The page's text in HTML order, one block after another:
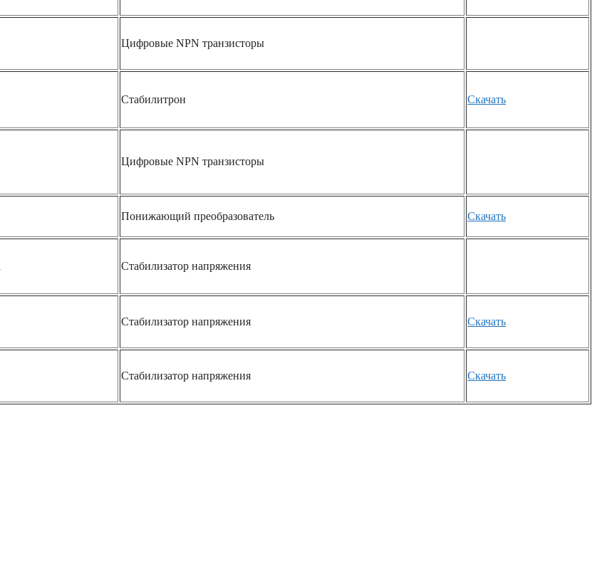
Цифровые NPN транзисторы
Стабилитрон Скачать
Цифровые NPN транзисторы
Понижающий преобразователь Скачать
Стабилизатор напряжения
Стабилизатор напряжения Скачать
Стабилизатор напряжения Скачать